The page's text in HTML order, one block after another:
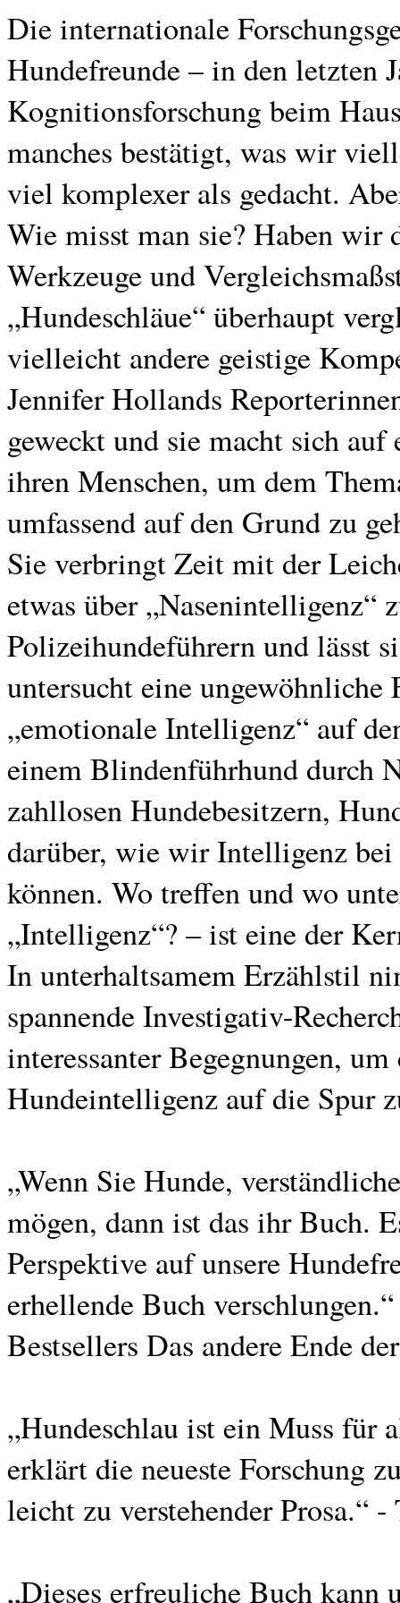
Die internationale
Hundefreunde – in den letzten
Kognitionsforschung beim
manches bestätigt, was wir
viel komplexer als gedacht.
Wie misst man sie? Haben wir
Werkzeuge und
„Hundeschläue“ überhaupt
vielleicht andere geistige
Jennifer Hollands
geweckt und sie macht sich
ihren Menschen, um dem
umfassend auf den Grund zu
Sie verbringt Zeit mit der
etwas über „Nasenintelligenz“
Polizeihundeführern und lässt
untersucht eine
„emotionale Intelligenz“ auf
einem Blindenführhund durch
zahllosen Hundebesitzern,
darüber, wie wir Intelligenz bei
können. Wo treffen und wo
„Intelligenz“? – ist eine der
In unterhaltsamem Erzählstil
spannende Investigativ-
interessanter Begegnungen,
Hundeintelligenz auf die Spur
„Wenn Sie Hunde,
mögen, dann ist das ihr Buch.
Perspektive auf unsere
erhellende Buch
Bestsellers Das andere Ende
„Hundeschlau ist ein Muss für
erklärt die neueste Forschung
leicht zu verstehender Prosa.“
„Dieses erfreuliche Buch kann